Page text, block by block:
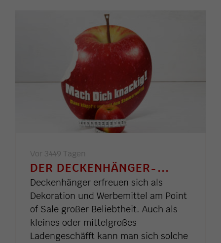
Vor 3449 Tagen
DER DECKENHÄNGER ̵ ...
Deckenhänger erfreuen sich als
Dekoration und Werbemittel am Point
of Sale großer Beliebtheit. Auch als
kleines oder mittelgroßes
Ladengeschäfft kann man sich solche